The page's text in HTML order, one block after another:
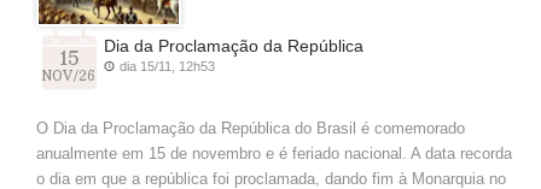
15
NOV/26
Dia da Proclamação da República
dia 15/11, 12h53
O Dia da Proclamação da República do Brasil é comemorado
anualmente em 15 de novembro e é feriado nacional. A data recorda
o dia em que a república foi proclamada, dando fim à Monarquia no